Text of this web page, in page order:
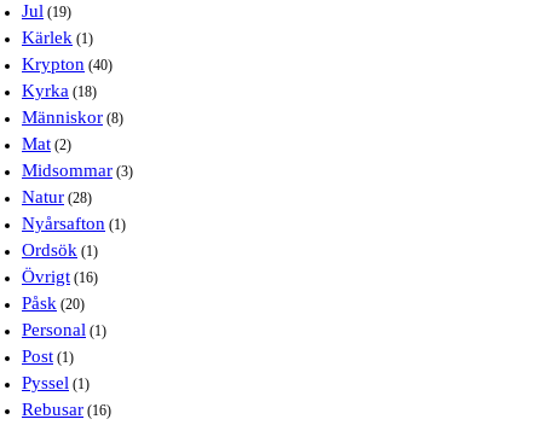
Jul (19)
Kärlek (1)
Krypton (40)
Kyrka (18)
Människor (8)
Mat (2)
Midsommar (3)
Natur (28)
Nyårsafton (1)
Ordsök (1)
Övrigt (16)
Påsk (20)
Personal (1)
Post (1)
Pyssel (1)
Rebusar (16)